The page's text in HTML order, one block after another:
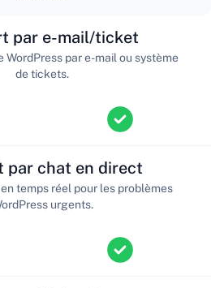
par e-mail/ticket
WordPress par e-mail ou système
de tickets.
par chat en direct
temps réel pour les problèmes
urgents.